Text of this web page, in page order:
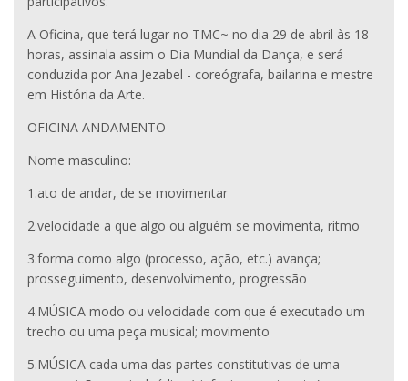
A Oficina, que terá lugar no TMC~ no dia 29 de abril às 18
horas, assinala assim o Dia Mundial da Dança, e será
conduzida por Ana Jezabel - coreógrafa, bailarina e mestre
em História da Arte.
OFICINA ANDAMENTO
Nome masculino:
1.ato de andar, de se movimentar
2.velocidade a que algo ou alguém se movimenta, ritmo
3.forma como algo (processo, ação, etc.) avança;
prosseguimento, desenvolvimento, progressão
4.MÚSICA modo ou velocidade com que é executado um
trecho ou uma peça musical; movimento
5.MÚSICA cada uma das partes constitutivas de uma